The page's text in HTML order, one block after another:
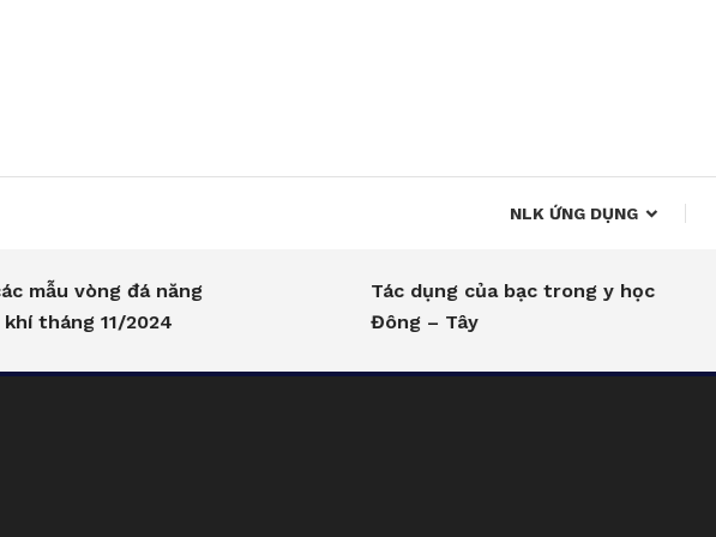
NLK ỨNG DỤNG
vòng đá năng
11/2024
Tác dụng của bạc trong y học
Đông – Tây